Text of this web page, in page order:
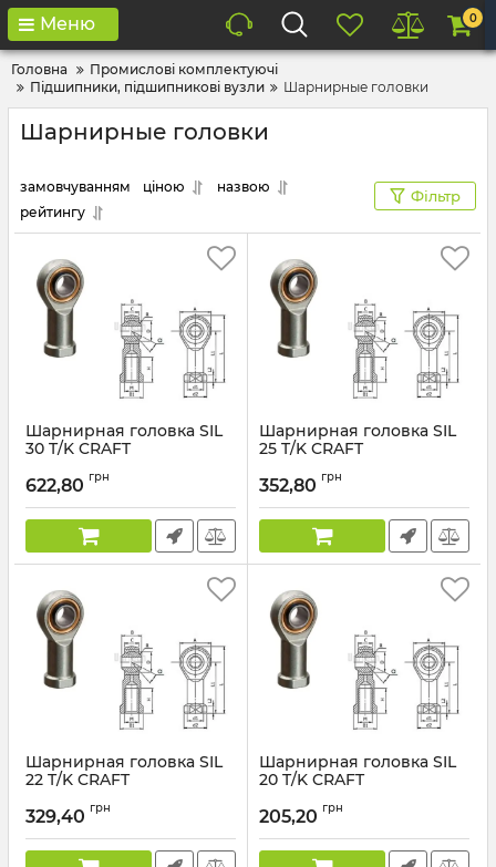
Меню 0
Головна
Промислові комплектуючі
Підшипники, підшипникові вузли
Шарнирные головки
Шарнирные головки
замовчуванням ціною
назвою
рейтингу
Фільтр
Шарнирная головка SIL
30 T/K CRAFT
622,80 грн
Шарнирная головка SIL
25 T/K CRAFT
352,80 грн
Шарнирная головка SIL
22 T/K CRAFT
329,40 грн
Шарнирная головка SIL
20 T/K CRAFT
205,20 грн